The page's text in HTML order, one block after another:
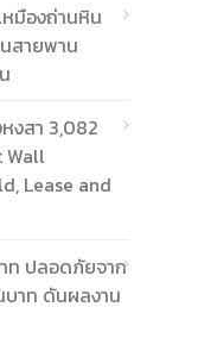
หมืองถ่านหิน
สายพาน
งสา 3,082
Wall
Lease and
าท ปลอดภัยจาก
บาท ดันผลงาน